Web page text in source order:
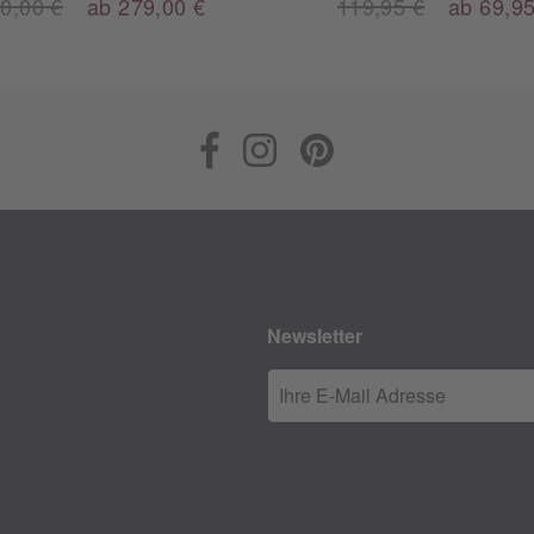
Newsletter
Ihre E-Mail Adresse